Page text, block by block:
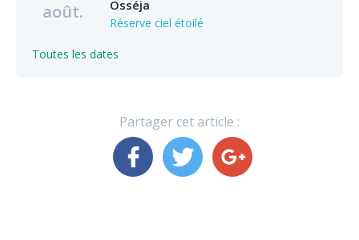
août.
Osséja
Réserve ciel étoilé
Toutes les dates
Partager cet article :